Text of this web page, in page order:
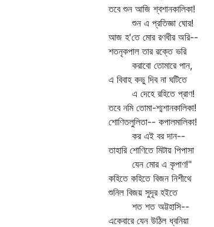
তবে শুন আজি শ্বশানকালিকা!
শুন এ প্রতিজ্ঞা ঘোর!
আজ হ'তে মোর রণধীর অরি--
শতনৃকপাল তার রক্তে ভরি
করাবো তোমারে পান,
এ বিবাহ কভু দিব না ঘটিতে
এ দেহে রহিতে প্রাণ!
তবে নমি তোমা-শ্মশানকালিকা!
শোণিতলুলিতা-- কপালমালিকা!
কর এই বর দান--
তাহারি শোণিতে মিটায় পিপাসা
যেন মোর এ কৃপাণ!"
কহিতে কহিতে বিজন নিশীথে
শুনিল বিজয় সুদূর হইতে
শত শত অট্টহাসি--
একেবারে যেন উঠিল ধ্বনিয়া